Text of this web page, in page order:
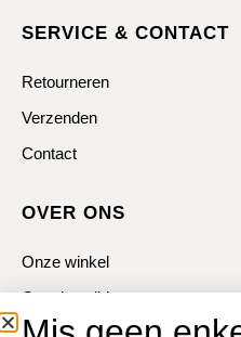
SERVICE & CONTACT
Retourneren
Verzenden
Contact
OVER ONS
Onze winkel
Openingstijden
Koopzondagen